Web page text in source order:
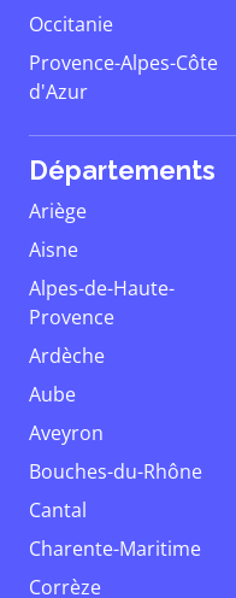
Occitanie
Provence-Alpes-Côte
d'Azur
Départements
Ariège
Aisne
Alpes-de-Haute-
Provence
Ardèche
Aube
Aveyron
Bouches-du-Rhône
Cantal
Charente-Maritime
Corrèze